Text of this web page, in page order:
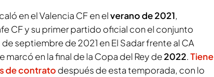
en el Valencia CF en elverano de 2021,
CF y su primer partido oficial con el conjunto
septiembre de 2021 en El Sadar frente al CA
marcó en la final de la Copa del Rey de 2022. Tiene
de contrato después de esta temporada, con lo